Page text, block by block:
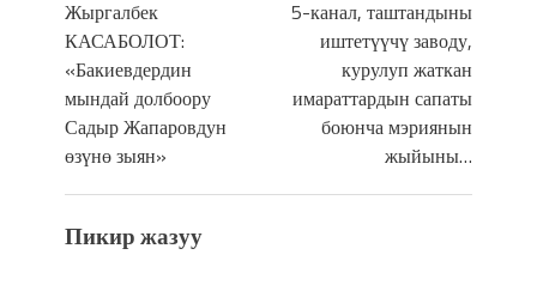
Жыргалбек
КАСАБОЛОТ:
«Бакиевдердин
мындай долбоору
Садыр Жапаровдун
өзүнө зыян»
5-канал, таштандыны
иштетүүчү заводу,
курулуп жаткан
имараттардын сапаты
боюнча мэриянын
жыйыны…
Пикир жазуу